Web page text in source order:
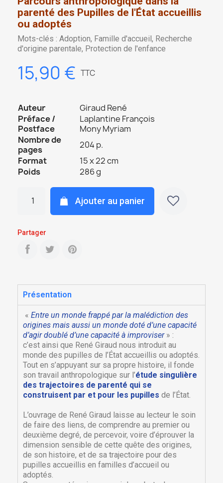
parenté des Pupilles de l'État accueillis
ou adoptés
Mots-clés : Adoption, Famille d'accueil, Recherche
d'origine parentale, Protection de l'enfance
15,90 € TTC
Auteur
Giraud René
Préface /
Postface
Laplantine François
Mony Myriam
Nombre de
pages
204 p.
Format
15 x 22 cm
Poids
286 g
Ajouter au panier
Partager
Présentation
« Entre un monde frappé par la malédiction des
origines mais aussi un monde doté d’une capacité
d’agir doublé d’une capacité à improviser » :
c’est ainsi que René Giraud nous introduit au
monde des pupilles de l’État accueillis ou adoptés.
Tout en s’appuyant sur sa propre histoire, il fonde
son travail anthropologique sur l’étude singulière
des trajectoires de parenté qui se
construisent par et pour les pupilles de l’État.
L’ouvrage de René Giraud laisse au lecteur le soin
de faire des liens, de comprendre au premier ou
deuxième degré, de percevoir, voire d’éprouver la
dimension sensible de cette quête des origines,
de son histoire, et de sa trajectoire pour des
pupilles accueillis en familles d’accueil ou
adoptés.